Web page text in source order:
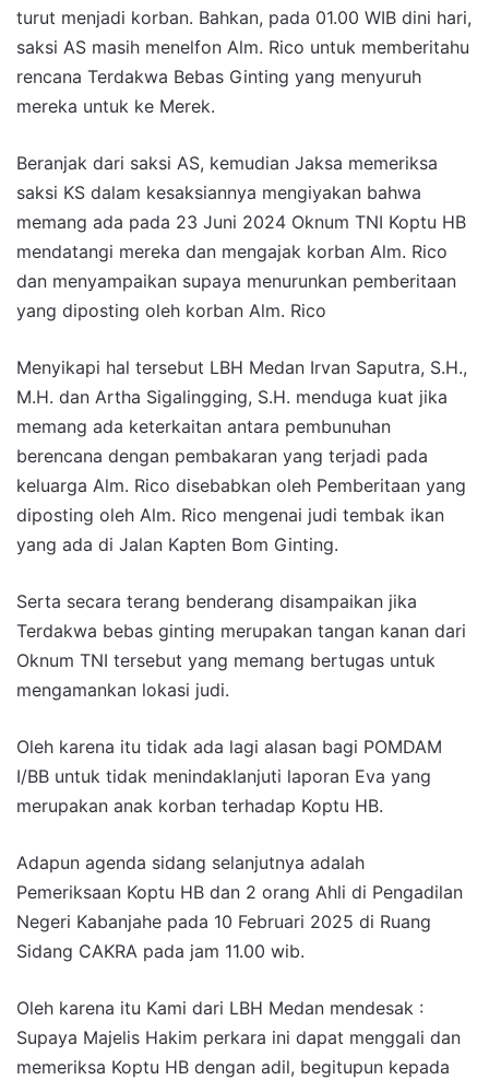
turut menjadi korban. Bahkan, pada 01.00 WIB dini hari,
saksi AS masih menelfon Alm. Rico untuk memberitahu
rencana Terdakwa Bebas Ginting yang menyuruh
mereka untuk ke Merek.
Beranjak dari saksi AS, kemudian Jaksa memeriksa
saksi KS dalam kesaksiannya mengiyakan bahwa
memang ada pada 23 Juni 2024 Oknum TNI Koptu HB
mendatangi mereka dan mengajak korban Alm. Rico
dan menyampaikan supaya menurunkan pemberitaan
yang diposting oleh korban Alm. Rico
Menyikapi hal tersebut LBH Medan Irvan Saputra, S.H.,
M.H. dan Artha Sigalingging, S.H. menduga kuat jika
memang ada keterkaitan antara pembunuhan
berencana dengan pembakaran yang terjadi pada
keluarga Alm. Rico disebabkan oleh Pemberitaan yang
diposting oleh Alm. Rico mengenai judi tembak ikan
yang ada di Jalan Kapten Bom Ginting.
Serta secara terang benderang disampaikan jika
Terdakwa bebas ginting merupakan tangan kanan dari
Oknum TNI tersebut yang memang bertugas untuk
mengamankan lokasi judi.
Oleh karena itu tidak ada lagi alasan bagi POMDAM
I/BB untuk tidak menindaklanjuti laporan Eva yang
merupakan anak korban terhadap Koptu HB.
Adapun agenda sidang selanjutnya adalah
Pemeriksaan Koptu HB dan 2 orang Ahli di Pengadilan
Negeri Kabanjahe pada 10 Februari 2025 di Ruang
Sidang CAKRA pada jam 11.00 wib.
Oleh karena itu Kami dari LBH Medan mendesak :
Supaya Majelis Hakim perkara ini dapat menggali dan
memeriksa Koptu HB dengan adil, begitupun kepada